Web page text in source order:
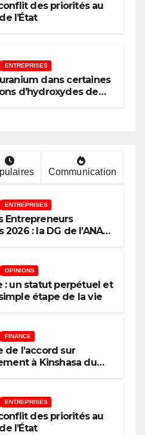
NEPAD)
des priorités au
l’État
ENTREPRISES
dans certaines
d’hydroxydes de
Communication
ENTREPRISES
Entrepreneurs
2026 : la DG de l’ANAPI
d’une RDC, destination
en
OPINIONS
: un statut perpétuel et
étape de la vie
FINANCE
de l’accord sur
à Kinshasa du
Partenariat
de
NEPAD)
ENTREPRISES
des priorités au
l’État